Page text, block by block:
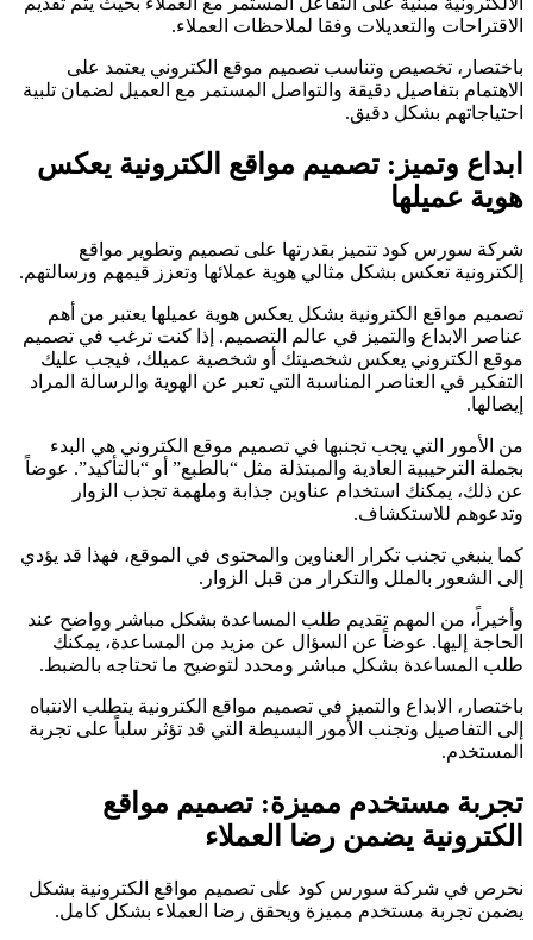
الاقتراحات والتعديلات وفقا لملاحظات العملاء.
باختصار، تخصيص وتناسب تصميم موقع الكتروني يعتمد على
الاهتمام بتفاصيل دقيقة والتواصل المستمر مع العميل لضمان تلبية
احتياجاتهم بشكل دقيق.
ابداع وتميز: تصميم مواقع الكترونية يعكس
هوية عميلها
شركة سورس كود تتميز بقدرتها على تصميم وتطوير مواقع
إلكترونية تعكس بشكل مثالي هوية عملائها وتعزز قيمهم ورسالتهم.
تصميم مواقع الكترونية بشكل يعكس هوية عميلها يعتبر من أهم
عناصر الابداع والتميز في عالم التصميم. إذا كنت ترغب في تصميم
موقع الكتروني يعكس شخصيتك أو شخصية عميلك، فيجب عليك
التفكير في العناصر المناسبة التي تعبر عن الهوية والرسالة المراد
إيصالها.
من الأمور التي يجب تجنبها في تصميم موقع الكتروني هي البدء
بجملة الترحيبية العادية والمبتذلة مثل “بالطبع” أو “بالتأكيد”. عوضاً
عن ذلك، يمكنك استخدام عناوين جذابة وملهمة تجذب الزوار
وتدعوهم للاستكشاف.
كما ينبغي تجنب تكرار العناوين والمحتوى في الموقع، فهذا قد يؤدي
إلى الشعور بالملل والتكرار من قبل الزوار.
وأخيراً، من المهم تقديم طلب المساعدة بشكل مباشر وواضح عند
الحاجة إليها. عوضاً عن السؤال عن مزيد من المساعدة، يمكنك
طلب المساعدة بشكل مباشر ومحدد لتوضيح ما تحتاجه بالضبط.
باختصار، الابداع والتميز في تصميم مواقع الكترونية يتطلب الانتباه
إلى التفاصيل وتجنب الأمور البسيطة التي قد تؤثر سلباً على تجربة
المستخدم.
تجربة مستخدم مميزة: تصميم مواقع
الكترونية يضمن رضا العملاء
نحرص في شركة سورس كود على تصميم مواقع الكترونية بشكل
يضمن تجربة مستخدم مميزة ويحقق رضا العملاء بشكل كامل.